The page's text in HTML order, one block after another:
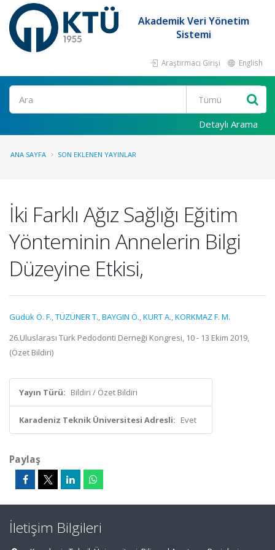
Akademik Veri Yönetim
Sistemi
Araştırmacı Girişi English
Ara
Detaylı Arama
ANA SAYFA SON EKLENEN YAYINLAR
İki Farklı Ağız Sağlığı Eğitim
Yönteminin Annelerin Bilgi
Düzeyine Etkisi,
Güdük Ö. F.,TÜZÜNER T.,BAYGIN Ö.,KURT A.,KORKMAZ F. M.
26.Uluslarası Türk Pedodonti Derneği Kongresi, 10 - 13 Ekim 2019,
(Özet Bildiri)
Yayın Türü: Bildiri / Özet Bildiri
Karadeniz Teknik Üniversitesi Adresli: Evet
Paylaş
İletişim Bilgileri